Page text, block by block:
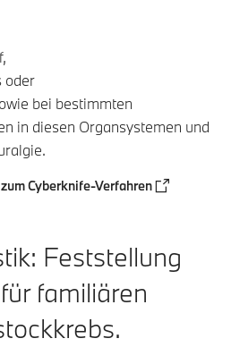
oder
bei bestimmten
in diesen Organsystemen und
Cyberknife-Verfahren
Feststellung
familiären